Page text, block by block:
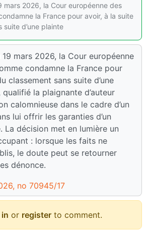
mars 2026, la Cour européenne des
la France pour avoir, à la suite
suite d’une plainte
mars 2026, la Cour européenne
condamne la France pour
classement sans suite d’une
la plaignante d’auteur
calomnieuse dans le cadre d’un
lui offrir les garanties d’un
La décision met en lumière un
: lorsque les faits ne
le doute peut se retourner
dénonce.
no 70945/17
or register to comment.